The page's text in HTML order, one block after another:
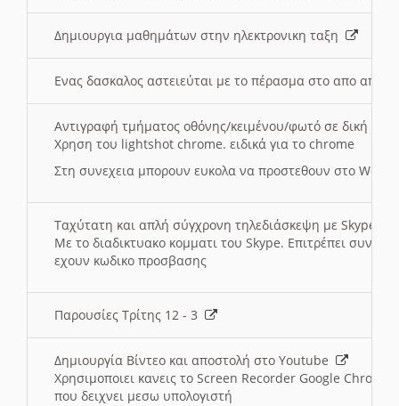
Δημιουργια μαθημάτων στην ηλεκτρονικη ταξη
Ενας δασκαλος αστειεύται με το πέρασμα στο απο
Αντιγραφή τμήματος οθόνης/κειμένου/φωτό σε δική
Χρηση του lightshot chrome. ειδικά για το chrome
Στη συνεχεια μπορουν ευκολα να προστεθουν στο Word
Ταχύτατη και απλή σύγχρονη τηλεδιάσκεψη με Skype
Με το διαδικτυακο κομματι του Skype. Επιτρέπει
εχουν κωδικο προσβασης
Παρουσίες Τρίτης 12 - 3
Δημιουργία Βίντεο και αποστολή στο Youtube
Χρησιμοποιει κανεις το Screen Recorder Google Chrome
που δειχνει μεσω υπολογιστή